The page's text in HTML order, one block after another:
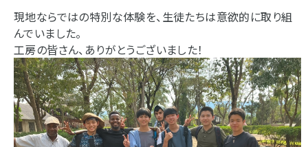
現地ならではの特別な体験を、生徒たちは意欲的に取り組
んでいました。
工房の皆さん、ありがとうございました！